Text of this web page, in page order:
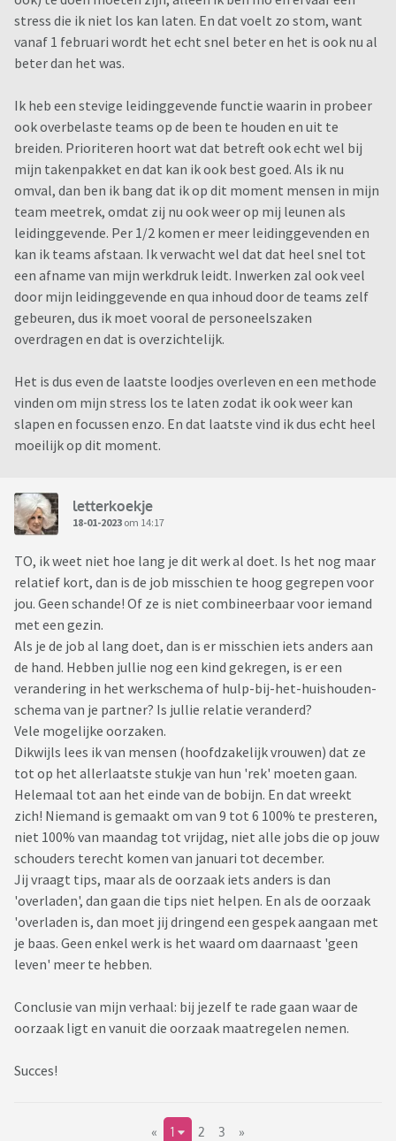
stress die ik niet los kan laten. En dat voelt zo stom, want
vanaf 1 februari wordt het echt snel beter en het is ook nu al
beter dan het was.
Ik heb een stevige leidinggevende functie waarin in probeer
ook overbelaste teams op de been te houden en uit te
breiden. Prioriteren hoort wat dat betreft ook echt wel bij
mijn takenpakket en dat kan ik ook best goed. Als ik nu
omval, dan ben ik bang dat ik op dit moment mensen in mijn
team meetrek, omdat zij nu ook weer op mij leunen als
leidinggevende. Per 1/2 komen er meer leidinggevenden en
kan ik teams afstaan. Ik verwacht wel dat dat heel snel tot
een afname van mijn werkdruk leidt. Inwerken zal ook veel
door mijn leidinggevende en qua inhoud door de teams zelf
gebeuren, dus ik moet vooral de personeelszaken
overdragen en dat is overzichtelijk.
Het is dus even de laatste loodjes overleven en een methode
vinden om mijn stress los te laten zodat ik ook weer kan
slapen en focussen enzo. En dat laatste vind ik dus echt heel
moeilijk op dit moment.
letterkoekje
18-01-2023 om 14:17
TO, ik weet niet hoe lang je dit werk al doet. Is het nog maar
relatief kort, dan is de job misschien te hoog gegrepen voor
jou. Geen schande! Of ze is niet combineerbaar voor iemand
met een gezin.
Als je de job al lang doet, dan is er misschien iets anders aan
de hand. Hebben jullie nog een kind gekregen, is er een
verandering in het werkschema of hulp-bij-het-huishouden-
schema van je partner? Is jullie relatie veranderd?
Vele mogelijke oorzaken.
Dikwijls lees ik van mensen (hoofdzakelijk vrouwen) dat ze
tot op het allerlaatste stukje van hun 'rek' moeten gaan.
Helemaal tot aan het einde van de bobijn. En dat wreekt
zich! Niemand is gemaakt om van 9 tot 6 100% te presteren,
niet 100% van maandag tot vrijdag, niet alle jobs die op jouw
schouders terecht komen van januari tot december.
Jij vraagt tips, maar als de oorzaak iets anders is dan
'overladen', dan gaan die tips niet helpen. En als de oorzaak
'overladen is, dan moet jij dringend een gespek aangaan met
je baas. Geen enkel werk is het waard om daarnaast 'geen
leven' meer te hebben.
Conclusie van mijn verhaal: bij jezelf te rade gaan waar de
oorzaak ligt en vanuit die oorzaak maatregelen nemen.
Succes!
« 1 2 3 »